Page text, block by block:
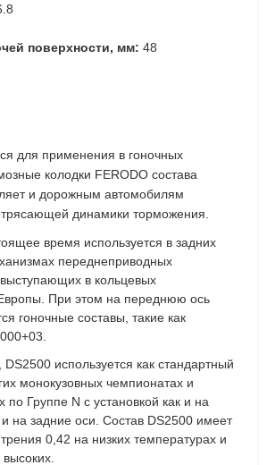
поверхности, мм: 48
для применения в гоночных
колодки FERODO состава
и дорожным автомобилям
динамики торможения.
время используется в задних
переднеприводных
в кольцевых
При этом на переднюю ось
гоночные составы, такие как
используется как стандартный
монокузовных чемпионатах и
по Группе N с установкой как и на
на задние оси. Состав DS2500 имеет
0,42 на низких температурах и